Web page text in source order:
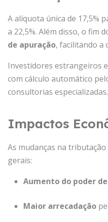
A alíquota única de 17,5%
a 22,5%. Além disso, o fim
de apuração, facilitando a
Investidores estrangeiros
com cálculo automático
consultorias especializadas.
Impactos
As mudanças na
gerais:
Aumento do poder
Maior arrecadação